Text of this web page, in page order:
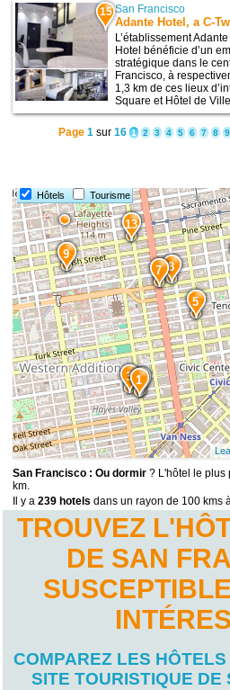
15 San Francisco
Adante Hotel, a C-
L’établissement
Hotel bénéficie d’un
stratégique dans le
Francisco, à
1,3 km de ces lieux
Square et Hôtel de
Page 1sur 16 1 2 3 4 5 6 7 8 9
Hôtels Tourisme
13
9
8
7
5
3 2
1
San Francisco : Ou dormir ? L'hôtel le
km.
Il y a239 hotels dans un rayon de 100 kms
TROUVEZ
DE SAN
COMPAREZ LES HÔTELS
SITE TOURISTIQUE DE